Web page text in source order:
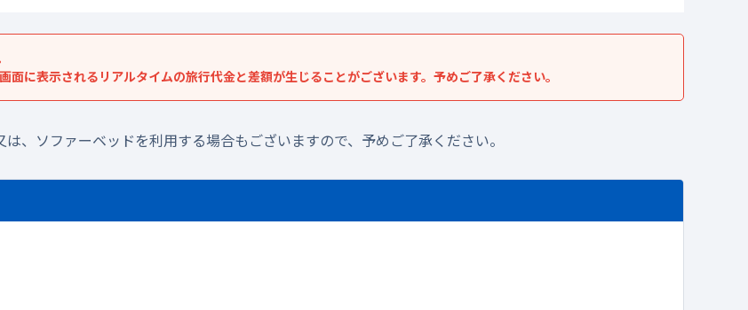
に表示されるリアルタイムの旅行代金と差額が生じることがございます。予めご了承ください。
、ソファーベッドを利用する場合もございますので、予めご了承ください。